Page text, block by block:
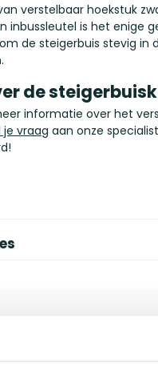
verstelbaar hoekstuk
inbussleutel is het enige
de steigerbuis stevig in
de
informatie over het
je vraag aan onze